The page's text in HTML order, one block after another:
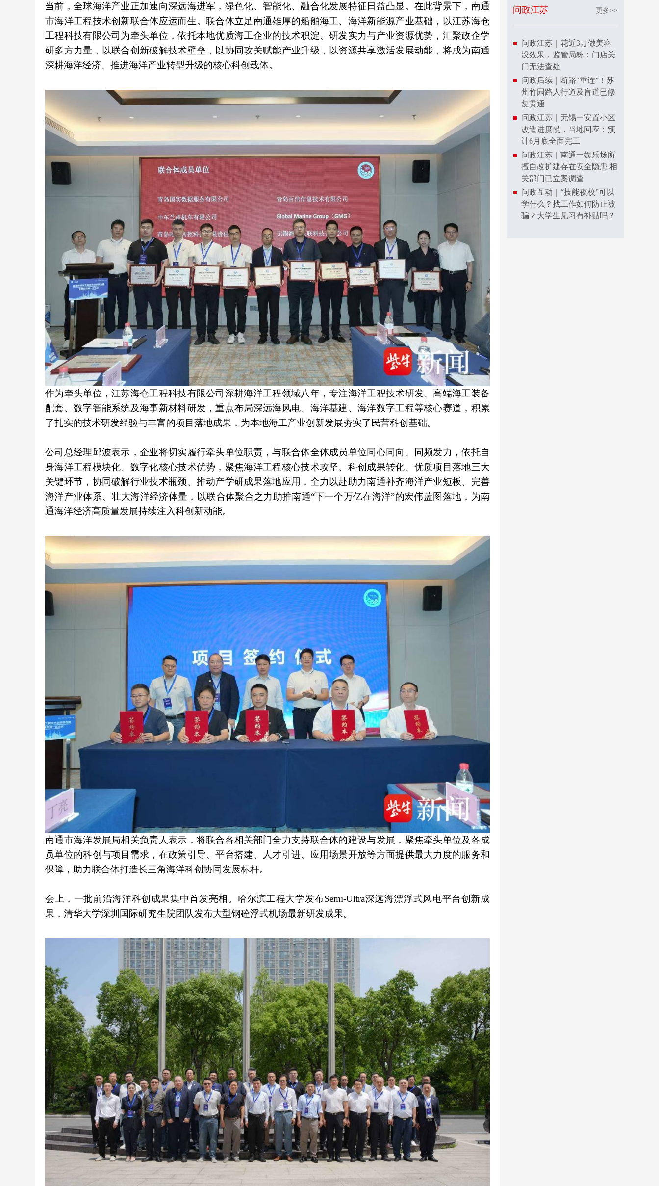
当前，全球海洋产业正加速向深远海进军，绿色化、智能化、融合化发展特征日益凸显。在此背景下，南通
市海洋工程技术创新联合体应运而生。联合体立足南通雄厚的船舶海工、海洋新能源产业基础，以江苏海仓
工程科技有限公司为牵头单位，依托本地优质海工企业的技术积淀、研发实力与产业资源优势，汇聚政企学
研多方力量，以联合创新破解技术壁垒，以协同攻关赋能产业升级，以资源共享激活发展动能，将成为南通
深耕海洋经济、推进海洋产业转型升级的核心科创载体。
作为牵头单位，江苏海仓工程科技有限公司深耕海洋工程领域八年，专注海洋工程技术研发、高端海工装备
配套、数字智能系统及海事新材料研发，重点布局深远海风电、海洋基建、海洋数字工程等核心赛道，积累
了扎实的技术研发经验与丰富的项目落地成果，为本地海工产业创新发展夯实了民营科创基础。
公司总经理邱波表示，企业将切实履行牵头单位职责，与联合体全体成员单位同心同向、同频发力，依托自
身海洋工程模块化、数字化核心技术优势，聚焦海洋工程核心技术攻坚、科创成果转化、优质项目落地三大
关键环节，协同破解行业技术瓶颈、推动产学研成果落地应用，全力以赴助力南通补齐海洋产业短板、完善
海洋产业体系、壮大海洋经济体量，以联合体聚合之力助推南通“下一个万亿在海洋”的宏伟蓝图落地，为南
通海洋经济高质量发展持续注入科创新动能。
南通市海洋发展局相关负责人表示，将联合各相关部门全力支持联合体的建设与发展，聚焦牵头单位及各成
员单位的科创与项目需求，在政策引导、平台搭建、人才引进、应用场景开放等方面提供最大力度的服务和
保障，助力联合体打造长三角海洋科创协同发展标杆。
会上，一批前沿海洋科创成果集中首发亮相。哈尔滨工程大学发布Semi-Ultra深远海漂浮式风电平台创新成
果，清华大学深圳国际研究生院团队发布大型钢砼浮式机场最新研发成果。
问政江苏 更多>>
问政江苏｜花近3万做美容
没效果，监管局称：门店关
门无法查处
问政后续｜断路“重连”！苏
州竹园路人行道及盲道已修
复贯通
问政江苏｜无锡一安置小区
改造进度慢，当地回应：预
计6月底全面完工
问政江苏｜南通一娱乐场所
擅自改扩建存在安全隐患 相
关部门已立案调查
问政互动｜“技能夜校”可以
学什么？找工作如何防止被
骗？大学生见习有补贴吗？